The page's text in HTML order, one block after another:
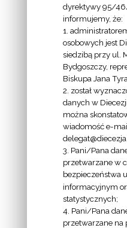
INFORMACJE
Z
EKAI.PL:
INFORMACJE
EPISKOPATU
POLSKI:
dyrektywy 95/
informujemy, że:
1.
osobowych jest
siedzibą przy ul.
Bydgoszczy,
Biskupa Jana
2. został
danych w
można
wiadomość e-
3. Pani/Pana
przetwarzane w
bezpieczeństwa
informacyjnym
statystycznych;
4. Pani/Pana
przetwarzane na